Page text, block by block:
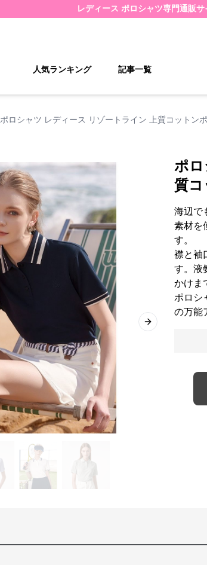
レディース ポロシャツ専門通販サ
人気ランキング 記事一覧
ポロシャツ レディース リゾートライン 上質コットン
Next slide
ポ
質
海辺で
素材を
す。
襟と袖
す。液
かけま
ポロシ
の万能